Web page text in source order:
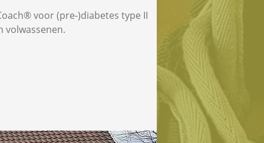
voor (pre-)diabetes type II
volwassenen.